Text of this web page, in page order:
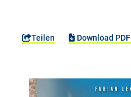
Teilen Download PDF